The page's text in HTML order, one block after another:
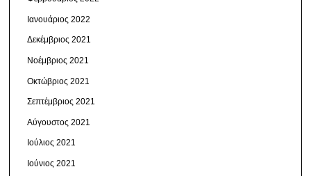
Ιανουάριος 2022
Δεκέμβριος 2021
Νοέμβριος 2021
Οκτώβριος 2021
Σεπτέμβριος 2021
Αύγουστος 2021
Ιούλιος 2021
Ιούνιος 2021